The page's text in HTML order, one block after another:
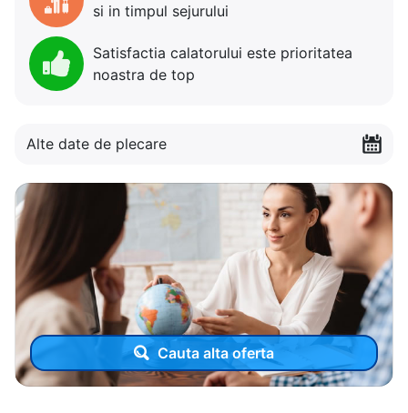
si in timpul sejurului
Satisfactia calatorului este prioritatea
noastra de top
Alte date de plecare
Cauta alta oferta